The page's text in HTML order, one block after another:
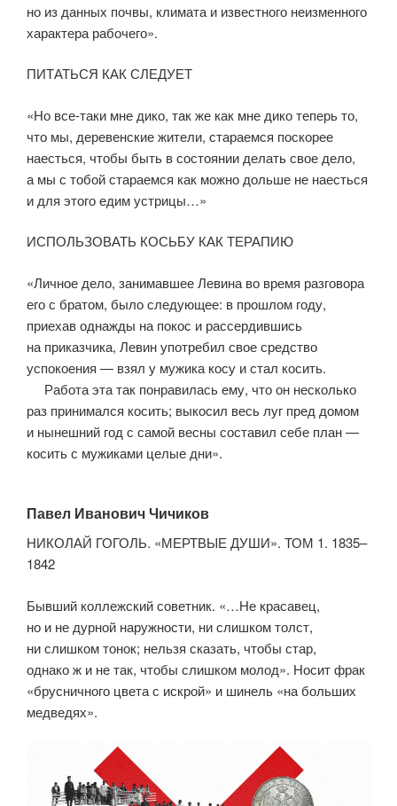
но из данных почвы, климата и известного неизменного
характера рабочего».
ПИТАТЬСЯ КАК СЛЕДУЕТ
«Но все-таки мне дико, так же как мне дико теперь то,
что мы, деревенские жители, стараемся поскорее
наесться, чтобы быть в состоянии делать свое дело,
а мы с тобой стараемся как можно дольше не наесться
и для этого едим устрицы…»
ИСПОЛЬЗОВАТЬ КОСЬБУ КАК ТЕРАПИЮ
«Личное дело, занимавшее Левина во время разговора
его с братом, было следующее: в прошлом году,
приехав однажды на покос и рассердившись
на приказчика, Левин употребил свое средство
успокоения — взял у мужика косу и стал косить.
Работа эта так понравилась ему, что он несколько
раз принимался косить; выкосил весь луг пред домом
и нынешний год с самой весны составил себе план —
косить с мужиками целые дни».
Павел Иванович Чичиков
НИКОЛАЙ ГОГОЛЬ. «МЕРТВЫЕ ДУШИ». ТОМ 1. 1835–
1842
Бывший коллежский советник. «…Не красавец,
но и не дурной наружности, ни слишком толст,
ни слишком тонок; нельзя сказать, чтобы стар,
однако ж и не так, чтобы слишком молод». Носит фрак
«брусничного цвета с искрой» и шинель «на больших
медведях».